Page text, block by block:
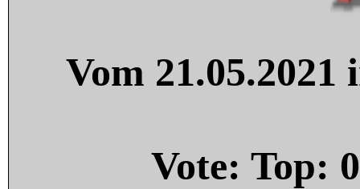
Vom
Vote: Top: 0